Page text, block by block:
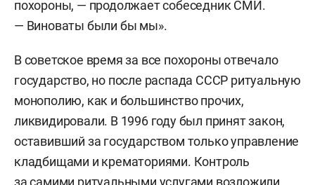
похороны, — продолжает собеседник СМИ.
— Виноваты были бы мы».
В советское время за все похороны отвечало
государство, но после распада СССР ритуальную
монополию, как и большинство прочих,
ликвидировали. В 1996 году был принят закон,
оставивший за государством только управление
кладбищами и крематориями. Контроль
за самими ритуальными услугами возложили